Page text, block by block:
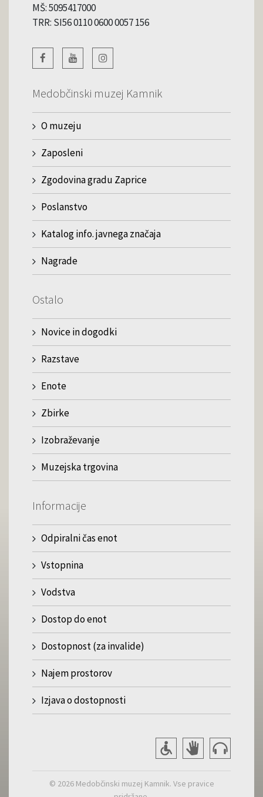
MŠ: 5095417000
TRR: SI56 0110 0600 0057 156
Medobčinski muzej Kamnik
O muzeju
Zaposleni
Zgodovina gradu Zaprice
Poslanstvo
Katalog info. javnega značaja
Nagrade
Ostalo
Novice in dogodki
Razstave
Enote
Zbirke
Izobraževanje
Muzejska trgovina
Informacije
Odpiralni čas enot
Vstopnina
Vodstva
Dostop do enot
Dostopnost (za invalide)
Najem prostorov
Izjava o dostopnosti
© 2026 Medobčinski muzej Kamnik. Vse pravice